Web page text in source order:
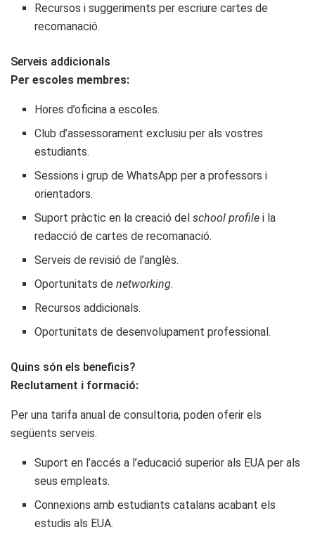
Recursos i suggeriments per escriure cartes de
recomanació.
Serveis addicionals
Per escoles membres:
Hores d’oficina a escoles.
Club d’assessorament exclusiu per als vostres
estudiants.
Sessions i grup de WhatsApp per a professors i
orientadors.
Suport pràctic en la creació delschool profile i la
redacció de cartes de recomanació.
Serveis de revisió de l’anglès.
Oportunitats denetworking.
Recursos addicionals.
Oportunitats de desenvolupament professional.
Quins són els beneficis?
Reclutament i formació:
Per una tarifa anual de consultoria, poden oferir els
següents serveis.
Suport en l’accés a l’educació superior als EUA per als
seus empleats.
Connexions amb estudiants catalans acabant els
estudis als EUA.